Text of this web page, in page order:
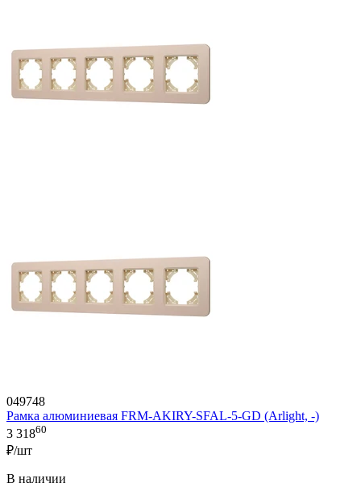
049748
Рамка алюминиевая FRM-AKIRY-SFAL-5-GD (Arlight, -)
3 31860
₽/шт
В наличии